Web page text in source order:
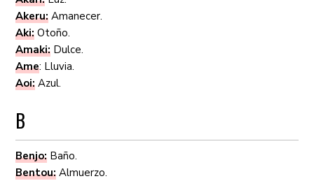
Akeru: Amanecer.
Aki: Otoño.
Amaki: Dulce.
Ame: Lluvia.
Aoi: Azul.
B
Benjo: Baño.
Bentou: Almuerzo.